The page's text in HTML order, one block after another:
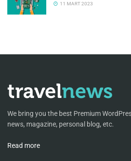
11 MART 2023
We bring you the best Premium
news, magazine, personal blog, etc.
Read more